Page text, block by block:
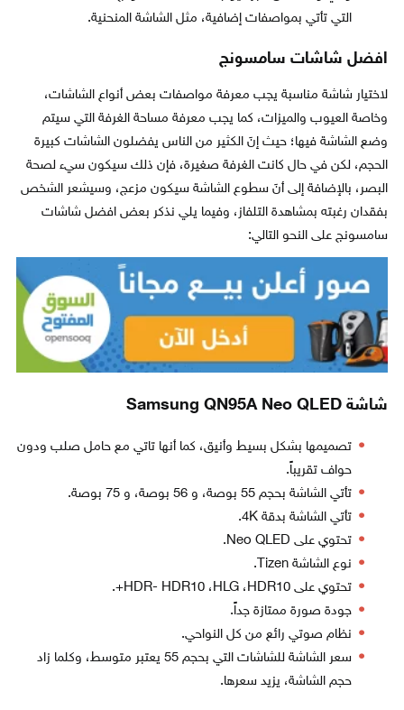
التي تأتي بمواصفات إضافية، مثل الشاشة المنحنية.
افضل شاشات سامسونج
لاختيار شاشة مناسبة يجب معرفة مواصفات بعض أنواع الشاشات،
وخاصة العيوب والميزات، كما يجب معرفة مساحة الغرفة التي سيتم
وضع الشاشة فيها؛ حيث إنَ الكثير من الناس يفضلون الشاشات كبيرة
الحجم، لكن في حال كانت الغرفة صغيرة، فإن ذلك سيكون سيء لصحة
البصر، بالإضافة إلى أنَ سطوع الشاشة سيكون مزعج، وسيشعر الشخص
بفقدان رغبته بمشاهدة التلفاز، وفيما يلي نذكر بعض افضل شاشات
سامسونج على النحو التالي:
شاشة Samsung QN95A Neo QLED
تصميمها بشكل بسيط وأنيق، كما أنها تاتي مع حامل صلب ودون
حواف تقريباً.
تأتي الشاشة بحجم 55 بوصة، و 56 بوصة، و 75 بوصة.
تأتي الشاشة بدقة 4K.
تحتوي على Neo QLED.
نوع الشاشة Tizen.
تحتوي على HDR- HDR10 ،HLG ،HDR10+.
جودة صورة ممتازة جداً.
نظام صوتي رائع من كل النواحي.
سعر الشاشة للشاشات التي بحجم 55 يعتبر متوسط، وكلما زاد
حجم الشاشة، يزيد سعرها.